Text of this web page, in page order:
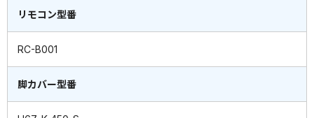
リモコン型番
RC-B001
脚カバー型番